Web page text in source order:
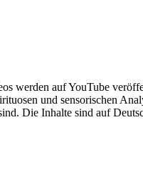
werden auf YouTube
und sensorischen
Die Inhalte sind auf